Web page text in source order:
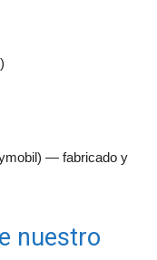
— fabricado y
nuestro